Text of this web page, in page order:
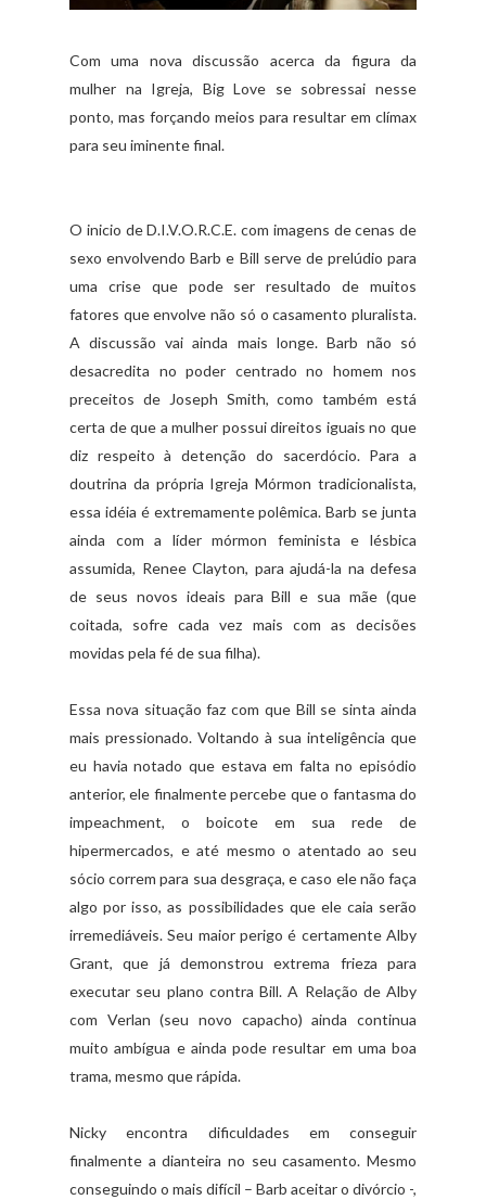
Com uma nova discussão acerca da figura da
mulher na Igreja, Big Love se sobressai nesse
ponto, mas forçando meios para resultar em clímax
para seu iminente final.
O inicio de D.I.V.O.R.C.E. com imagens de cenas de
sexo envolvendo Barb e Bill serve de prelúdio para
uma crise que pode ser resultado de muitos
fatores que envolve não só o casamento pluralista.
A discussão vai ainda mais longe. Barb não só
desacredita no poder centrado no homem nos
preceitos de Joseph Smith, como também está
certa de que a mulher possui direitos iguais no que
diz respeito à detenção do sacerdócio. Para a
doutrina da própria Igreja Mórmon tradicionalista,
essa idéia é extremamente polêmica. Barb se junta
ainda com a líder mórmon feminista e lésbica
assumida, Renee Clayton, para ajudá-la na defesa
de seus novos ideais para Bill e sua mãe (que
coitada, sofre cada vez mais com as decisões
movidas pela fé de sua filha).
Essa nova situação faz com que Bill se sinta ainda
mais pressionado. Voltando à sua inteligência que
eu havia notado que estava em falta no episódio
anterior, ele finalmente percebe que o fantasma do
impeachment, o boicote em sua rede de
hipermercados, e até mesmo o atentado ao seu
sócio correm para sua desgraça, e caso ele não faça
algo por isso, as possibilidades que ele caia serão
irremediáveis. Seu maior perigo é certamente Alby
Grant, que já demonstrou extrema frieza para
executar seu plano contra Bill. A Relação de Alby
com Verlan (seu novo capacho) ainda continua
muito ambígua e ainda pode resultar em uma boa
trama, mesmo que rápida.
Nicky encontra dificuldades em conseguir
finalmente a dianteira no seu casamento. Mesmo
conseguindo o mais difícil – Barb aceitar o divórcio -,